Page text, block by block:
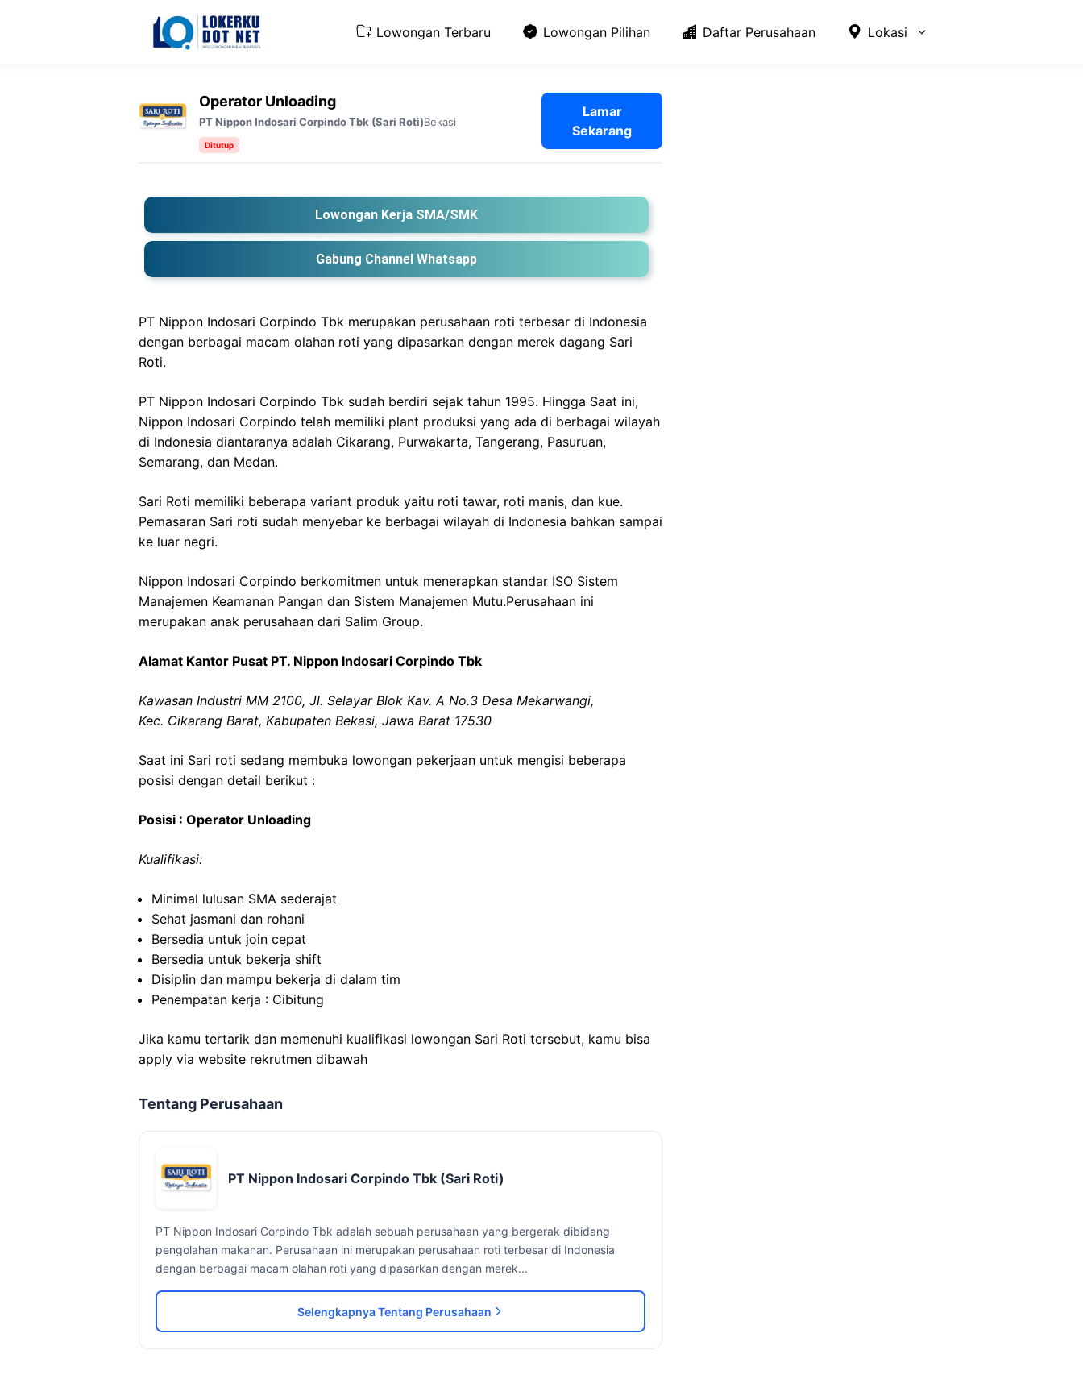
Lowongan Terbaru Lowongan Pilihan Daftar Perusahaan Lokasi
Operator Unloading
PT Nippon Indosari Corpindo Tbk (Sari Roti)Bekasi
Ditutup
Lamar
Sekarang
Lowongan Kerja SMA/SMK
Gabung Channel Whatsapp
PT Nippon Indosari Corpindo Tbk merupakan perusahaan roti terbesar di Indonesia
dengan berbagai macam olahan roti yang dipasarkan dengan merek dagang Sari
Roti.
PT Nippon Indosari Corpindo Tbk sudah berdiri sejak tahun 1995. Hingga Saat ini,
Nippon Indosari Corpindo telah memiliki plant produksi yang ada di berbagai wilayah
di Indonesia diantaranya adalah Cikarang, Purwakarta, Tangerang, Pasuruan,
Semarang, dan Medan.
Sari Roti memiliki beberapa variant produk yaitu roti tawar, roti manis, dan kue.
Pemasaran Sari roti sudah menyebar ke berbagai wilayah di Indonesia bahkan sampai
ke luar negri.
Nippon Indosari Corpindo berkomitmen untuk menerapkan standar ISO Sistem
Manajemen Keamanan Pangan dan Sistem Manajemen Mutu.Perusahaan ini
merupakan anak perusahaan dari Salim Group.
Alamat Kantor Pusat PT. Nippon Indosari Corpindo Tbk
Kawasan Industri MM 2100, Jl. Selayar Blok Kav. A No.3 Desa Mekarwangi,
Kec. Cikarang Barat, Kabupaten Bekasi, Jawa Barat 17530
Saat ini Sari roti sedang membuka lowongan pekerjaan untuk mengisi beberapa
posisi dengan detail berikut :
Posisi : Operator Unloading
Kualifikasi:
Minimal lulusan SMA sederajat
Sehat jasmani dan rohani
Bersedia untuk join cepat
Bersedia untuk bekerja shift
Disiplin dan mampu bekerja di dalam tim
Penempatan kerja : Cibitung
Jika kamu tertarik dan memenuhi kualifikasi lowongan Sari Roti tersebut, kamu bisa
apply via website rekrutmen dibawah
Tentang Perusahaan
PT Nippon Indosari Corpindo Tbk (Sari Roti)
PT Nippon Indosari Corpindo Tbk adalah sebuah perusahaan yang bergerak dibidang
pengolahan makanan. Perusahaan ini merupakan perusahaan roti terbesar di Indonesia
dengan berbagai macam olahan roti yang dipasarkan dengan merek...
Selengkapnya Tentang Perusahaan